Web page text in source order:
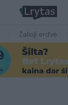
Žalioji erdvė